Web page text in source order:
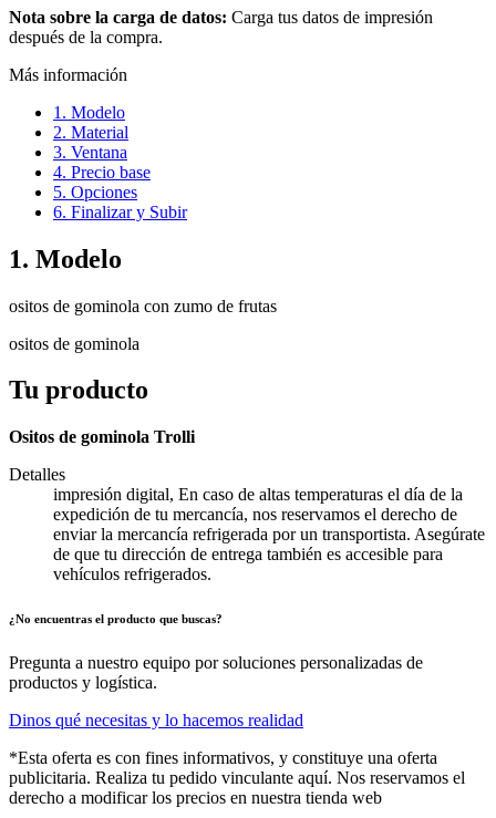
Nota sobre la carga de datos: Carga tus datos de impresión
después de la compra.
Más información
1. Modelo
2. Material
3. Ventana
4. Precio base
5. Opciones
6. Finalizar y Subir
1. Modelo
ositos de gominola con zumo de frutas
ositos de gominola
Tu producto
Ositos de gominola Trolli
Detalles
impresión digital, En caso de altas temperaturas el día de la
expedición de tu mercancía, nos reservamos el derecho de
enviar la mercancía refrigerada por un transportista. Asegúrate
de que tu dirección de entrega también es accesible para
vehículos refrigerados.
¿No encuentras el producto que buscas?
Pregunta a nuestro equipo por soluciones personalizadas de
productos y logística.
Dinos qué necesitas y lo hacemos realidad
*Esta oferta es con fines informativos, y constituye una oferta
publicitaria. Realiza tu pedido vinculante aquí. Nos reservamos el
derecho a modificar los precios en nuestra tienda web